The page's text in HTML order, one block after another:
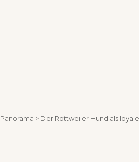
Panorama > Der Rottweiler Hund als